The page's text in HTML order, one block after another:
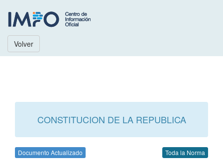
Volver
CONSTITUCION DE LA REPUBLICA
Documento Actualizado Toda la Norma